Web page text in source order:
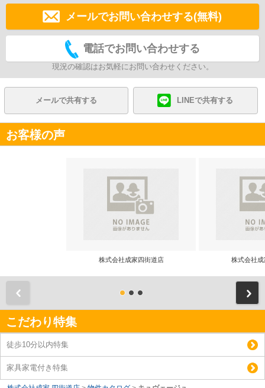
メールでお問い合わせする(無料)
電話でお問い合わせする
現況の確認はお気軽にお問い合わせください。
メールで共有する LINEで共有する
お客様の声
株式会社成家四街道店 株式会社
こだわり特集
徒歩10分以内特集
家具家電付き特集